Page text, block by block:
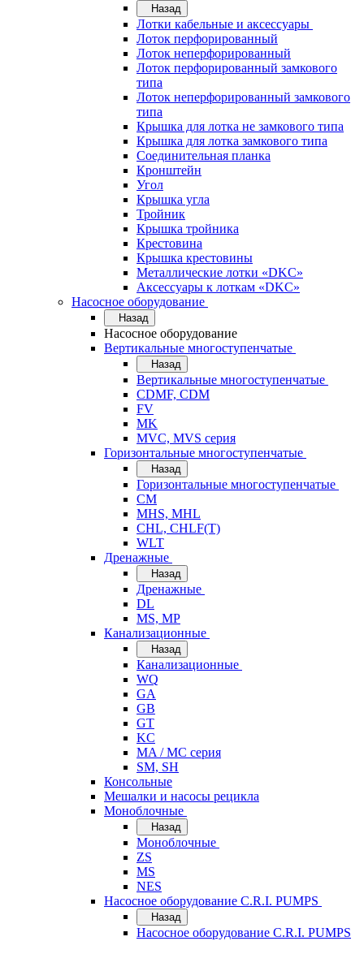
Назад
Лотки кабельные и аксессуары
Лоток перфорированный
Лоток неперфорированный
Лоток перфорированный замкового
типа
Лоток неперфорированный замкового
типа
Крышка для лотка не замкового типа
Крышка для лотка замкового типа
Соединительная планка
Кронштейн
Угол
Крышка угла
Тройник
Крышка тройника
Крестовина
Крышка крестовины
Металлические лотки «DKC»
Аксессуары к лоткам «DKC»
Насосное оборудование
Назад
Насосное оборудование
Вертикальные многоступенчатые
Назад
Вертикальные многоступенчатые
CDMF, CDM
FV
MK
MVC, MVS серия
Горизонтальные многоступенчатые
Назад
Горизонтальные многоступенчатые
CM
MHS, MHL
CHL, CHLF(T)
WLT
Дренажные
Назад
Дренажные
DL
MS, MP
Канализационные
Назад
Канализационные
WQ
GA
GB
GT
KC
MA / MC серия
SM, SH
Консольные
Мешалки и насосы рецикла
Моноблочные
Назад
Моноблочные
ZS
MS
NES
Насосное оборудование C.R.I. PUMPS
Назад
Насосное оборудование C.R.I. PUMPS